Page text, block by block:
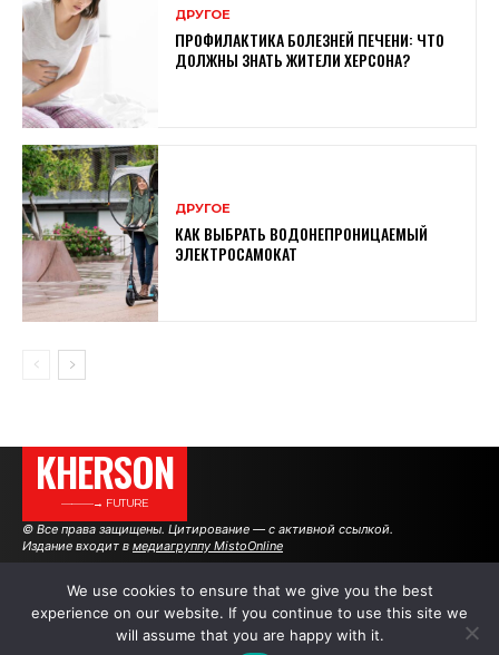
ДРУГОЕ
ПРОФИЛАКТИКА БОЛЕЗНЕЙ ПЕЧЕНИ: ЧТО
ДОЛЖНЫ ЗНАТЬ ЖИТЕЛИ ХЕРСОНА?
ДРУГОЕ
КАК ВЫБРАТЬ ВОДОНЕПРОНИЦАЕМЫЙ
ЭЛЕКТРОСАМОКАТ
KHERSON
———→ FUTURE
© Все права защищены. Цитирование — с активной ссылкой.
Издание входит в медиагруппу MistoOnline
АВТОРЫ РЕКЛАМА НА САЙТЕ
We use cookies to ensure that we give you the best
experience on our website. If you continue to use this site we
will assume that you are happy with it.